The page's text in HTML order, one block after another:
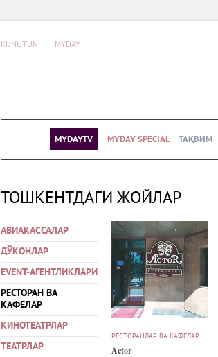
KUNUTUN MYDAY
MYDAYTV MYDAY SPECIAL ТАҚВИМ
ТОШКЕНТДАГИ ЖОЙЛАР
АВИАКАССАЛАР
ДЎКОНЛАР
EVENT-АГЕНТЛИКЛАРИ
РЕСТОРАН ВА
КАФЕЛАР
КИНОТЕАТРЛАР
ТЕАТРЛАР
РЕСТОРАНЛАР ВА КАФЕЛАР
Actor